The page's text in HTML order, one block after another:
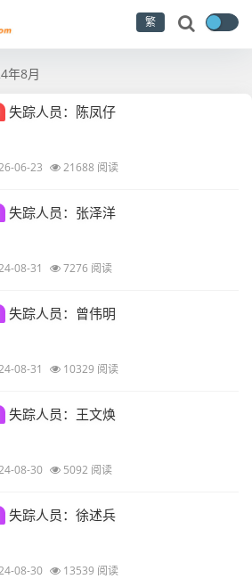
繁
年8月
失踪人员：陈凤仔
06-23 21688 阅读
失踪人员：张泽洋
08-31 7276 阅读
失踪人员：曾伟明
08-31 10329 阅读
失踪人员：王文焕
08-30 5092 阅读
失踪人员：徐述兵
08-30 13539 阅读